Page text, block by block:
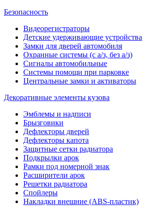
Безопасность
Видеорегистраторы
Детские удерживающие устройства
Замки для дверей автомобиля
Охранные системы (с а/з, без а/з)
Сигналы автомобильные
Системы помощи при парковке
Центральные замки и активаторы
Декоративные элементы кузова
Эмблемы и надписи
Брызговики
Дефлекторы дверей
Дефлекторы капота
Защитные сетки радиатора
Подкрылки арок
Рамки под номерной знак
Расширители арок
Решетки радиатора
Спойлеры
Накладки внешние (ABS-пластик)